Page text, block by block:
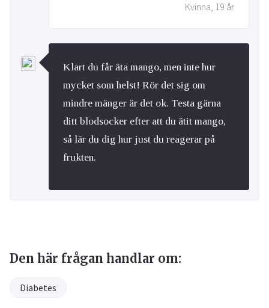
Kvinna, 19 år
Klart du får äta mango, men inte hur
mycket som helst! Rör det sig om
mindre mänger är det ok. Testa gärna
ditt blodsocker efter att du ätit mango,
så lär du dig hur just du reagerar på
frukten.
Den här frågan handlar om:
Diabetes